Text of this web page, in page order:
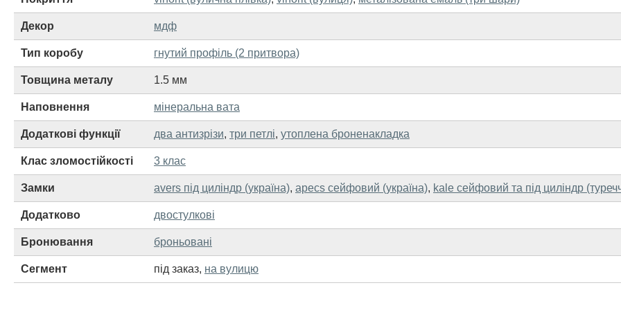
Декор мдф
Тип коробу гнутий профіль (2 притвора)
Товщина металу 1.5 мм
Наповнення мінеральна вата
Додаткові функції два антизрізи, три петлі, утоплена броненакладка
Клас зломостійкості 3 клас
Замки avers під циліндр (україна), apecs сейфовий (україна), kale сейфовий та під циліндр
Додатково двостулкові
Бронювання броньовані
Сегмент під заказ, на вулицю